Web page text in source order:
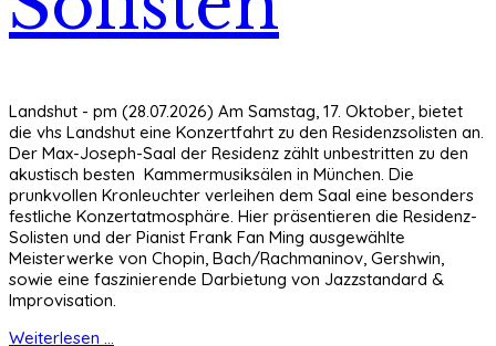
Landshut - pm (28.07.2026) Am Samstag, 17. Oktober, bietet
die vhs Landshut eine Konzertfahrt zu den Residenzsolisten an.
Der Max-Joseph-Saal der Residenz zählt unbestritten zu den
akustisch besten Kammermusiksälen in München. Die
prunkvollen Kronleuchter verleihen dem Saal eine besonders
festliche Konzertatmosphäre. Hier präsentieren die Residenz-
Solisten und der Pianist Frank Fan Ming ausgewählte
Meisterwerke von Chopin, Bach/Rachmaninov, Gershwin,
sowie eine faszinierende Darbietung von Jazzstandard &
Improvisation.
Weiterlesen ...